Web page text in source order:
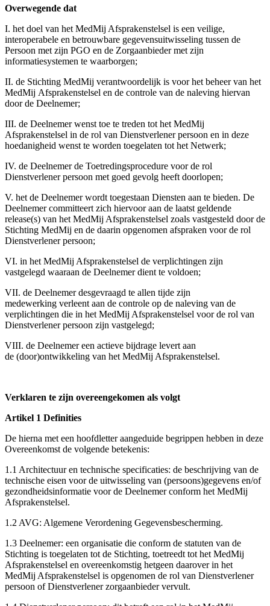
Overwegende dat
I. het doel van het MedMij Afsprakenstelsel is een veilige,
interoperabele en betrouwbare gegevensuitwisseling tussen de
Persoon met zijn PGO en de Zorgaanbieder met zijn
informatiesystemen te waarborgen;
II. de Stichting MedMij verantwoordelijk is voor het beheer van het
MedMij Afsprakenstelsel en de controle van de naleving hiervan
door de Deelnemer;
III. de Deelnemer wenst toe te treden tot het MedMij
Afsprakenstelsel in de rol van Dienstverlener persoon en in deze
hoedanigheid wenst te worden toegelaten tot het Netwerk;
IV. de Deelnemer de Toetredingsprocedure voor de rol
Dienstverlener persoon met goed gevolg heeft doorlopen;
V. het de Deelnemer wordt toegestaan Diensten aan te bieden. De
Deelnemer committeert zich hiervoor aan de laatst geldende
release(s) van het MedMij Afsprakenstelsel zoals vastgesteld door de
Stichting MedMij en de daarin opgenomen afspraken voor de rol
Dienstverlener persoon;
VI. in het MedMij Afsprakenstelsel de verplichtingen zijn
vastgelegd waaraan de Deelnemer dient te voldoen;
VII. de Deelnemer desgevraagd te allen tijde zijn
medewerking verleent aan de controle op de naleving van de
verplichtingen die in het MedMij Afsprakenstelsel voor de rol van
Dienstverlener persoon zijn vastgelegd;
VIII. de Deelnemer een actieve bijdrage levert aan
de (door)ontwikkeling van het MedMij Afsprakenstelsel.
Verklaren te zijn overeengekomen als volgt
Artikel 1 Definities
De hierna met een hoofdletter aangeduide begrippen hebben in deze
Overeenkomst de volgende betekenis:
1.1 Architectuur en technische specificaties: de beschrijving van de
technische eisen voor de uitwisseling van (persoons)gegevens en/of
gezondheidsinformatie voor de Deelnemer conform het MedMij
Afsprakenstelsel.
1.2 AVG: Algemene Verordening Gegevensbescherming.
1.3 Deelnemer: een organisatie die conform de statuten van de
Stichting is toegelaten tot de Stichting, toetreedt tot het MedMij
Afsprakenstelsel en overeenkomstig hetgeen daarover in het
MedMij Afsprakenstelsel is opgenomen de rol van Dienstverlener
persoon of Dienstverlener zorgaanbieder vervult.